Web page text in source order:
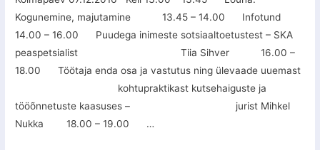
Kogunemine, majutamine 13.45 – 14.00 Infotund
14.00 – 16.00 Puudega inimeste sotsiaaltoetustest – SKA
peaspetsialist Tiia Sihver 16.00 –
18.00 Töötaja enda osa ja vastutus ning ülevaade uuemast
kohtupraktikast kutsehaiguste ja
tööõnnetuste kaasuses – jurist Mihkel
Nukka 18.00 – 19.00 …